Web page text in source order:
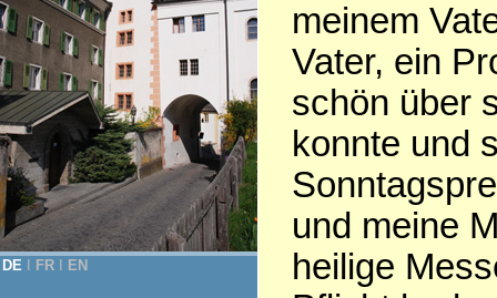
DE FR EN
meinem
Vater, ein
schön über
konnte und
und meine
heilige